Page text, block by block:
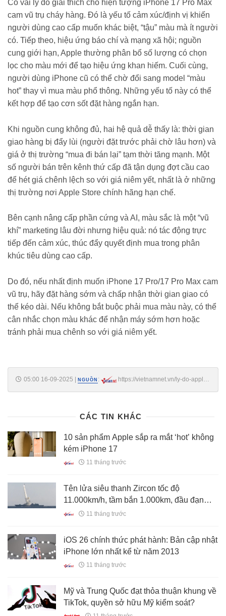
Có vài lý do giải thích cho hiện tượng iPhone 17 Pro Max
cam vũ trụ cháy hàng. Đó là yếu tố cảm xúc/định vị khiến
người dùng cao cấp muốn khác biệt, “tậu” màu mà ít người
có. Tiếp theo, hiệu ứng báo chí và mạng xã hội; nguồn
cung giới hạn, Apple thường phân bổ số lượng có chọn
lọc cho màu mới để tạo hiệu ứng khan hiếm. Cuối cùng,
người dùng iPhone cũ có thể chờ đổi sang model “màu
hot” thay vì mua màu phổ thông. Những yếu tố này có thể
kết hợp để tạo cơn sốt đặt hàng ngắn hạn.
Khi nguồn cung không đủ, hai hệ quả dễ thấy là: thời gian
giao hàng bị đẩy lùi (người đặt trước phải chờ lâu hơn) và
giá ở thị trường “mua đi bán lại” tạm thời tăng mạnh. Một
số người bán trên kênh thứ cấp đã tận dụng đợt cầu cao
để hét giá chênh lệch so với giá niêm yết, nhất là ở những
thị trường nơi Apple Store chính hãng hạn chế.
Bên cạnh nâng cấp phần cứng và AI, màu sắc là một “vũ
khí” marketing lâu đời nhưng hiệu quả: nó tác động trực
tiếp đến cảm xúc, thúc đẩy quyết định mua trong phân
khúc tiêu dùng cao cấp.
Do đó, nếu nhất định muốn iPhone 17 Pro/17 Pro Max cam
vũ trụ, hãy đặt hàng sớm và chấp nhận thời gian giao có
thể kéo dài. Nếu không bắt buộc phải mua màu này, có thể
cân nhắc chọn màu khác để nhận máy sớm hơn hoặc
tránh phải mua chênh so với giá niêm yết.
05:00 16-09-2025 NGUỒN :
https://vietnamnet.vn/ly-do-apple-
CÁC TIN KHÁC
10 sản phẩm Apple sắp ra mắt ‘hot’ không
kém iPhone 17
11 tháng trước
Tên lửa siêu thanh Zircon tốc độ
11.000km/h, tầm bắn 1.000km, đầu đạn
400kg, ‘bất khả chiến bại’
11 tháng trước
iOS 26 chính thức phát hành: Bản cập nhật
iPhone lớn nhất kể từ năm 2013
11 tháng trước
Mỹ và Trung Quốc đạt thỏa thuận khung về
TikTok, quyền sở hữu Mỹ kiểm soát?